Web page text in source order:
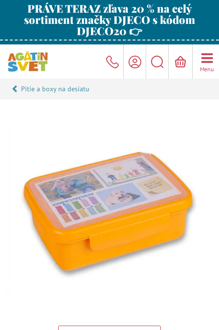
PRÁVE TERAZ zľava 20 % na celý
sortiment značky DJECO s kódom
DJECO20 👉
Menu
Pitie a boxy na desiatu